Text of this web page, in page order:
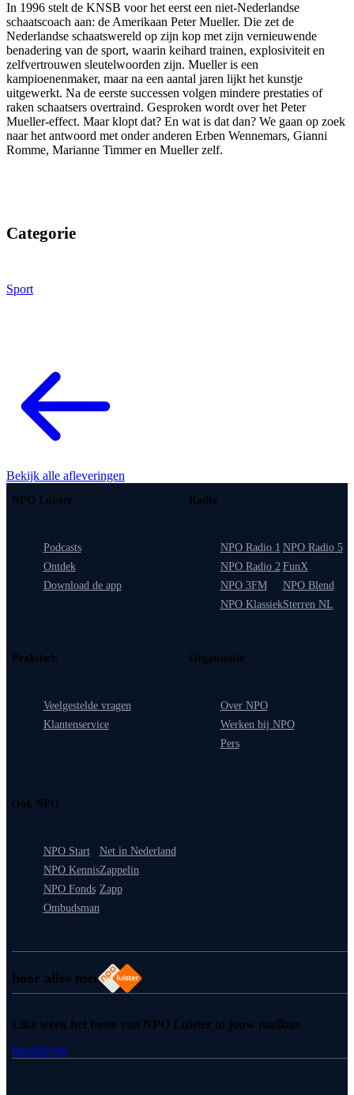
In 1996 stelt de KNSB voor het eerst een niet-Nederlandse
schaatscoach aan: de Amerikaan Peter Mueller. Die zet de
Nederlandse schaatswereld op zijn kop met zijn vernieuwende
benadering van de sport, waarin keihard trainen, explosiviteit en
zelfvertrouwen sleutelwoorden zijn. Mueller is een
kampioenenmaker, maar na een aantal jaren lijkt het kunstje
uitgewerkt. Na de eerste successen volgen mindere prestaties of
raken schaatsers overtraind. Gesproken wordt over het Peter
Mueller-effect. Maar klopt dat? En wat is dat dan? We gaan op zoek
naar het antwoord met onder anderen Erben Wennemars, Gianni
Romme, Marianne Timmer en Mueller zelf.
Categorie
Sport
Bekijk alle afleveringen
hoor alles met
NPO Luister
Podcasts
Ontdek
Download de app
Radio
NPO Radio 1
NPO Radio 2
NPO 3FM
NPO Klassiek
NPO Radio 5
FunX
NPO Blend
Sterren NL
Praktisch
Veelgestelde vragen
Klantenservice
Organisatie
Over NPO
Werken bij NPO
Pers
Ook NPO
NPO Start
NPO Kennis
NPO Fonds
Ombudsman
Net in Nederland
Zappelin
Zapp
Elke week het beste van NPO Luister in jouw mailbox
Inschrijven